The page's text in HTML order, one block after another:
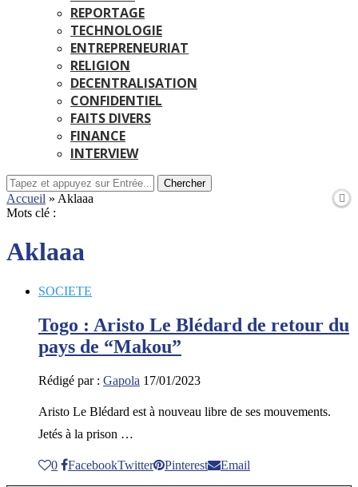
REPORTAGE
TECHNOLOGIE
ENTREPRENEURIAT
RELIGION
DECENTRALISATION
CONFIDENTIEL
FAITS DIVERS
FINANCE
INTERVIEW
Chercher
Accueil » Aklaaa
Mots clé :
Aklaaa
SOCIETE
Togo : Aristo Le Blédard de retour du
pays de “Makou”
Rédigé par : Gapola 17/01/2023
Aristo Le Blédard est à nouveau libre de ses mouvements.
Jetés à la prison …
0 FacebookTwitter Pinterest Email